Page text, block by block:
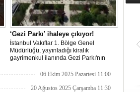
‘Gezi Parkı’ ihaleye çıkıyor!
İstanbul Vakıflar 1. Bölge Genel
Müdürlüğü, yayınladığı kiralık
gayrimenkul ilanında Gezi Parkı'nın
çıkılacağını belirtti. Aylık muhammen
kazanan firma, 30 bin metrekarelik
06 Ekim 2025 Pazartesi 11:00
20 Ağustos 2025 Çarşamba 11:30